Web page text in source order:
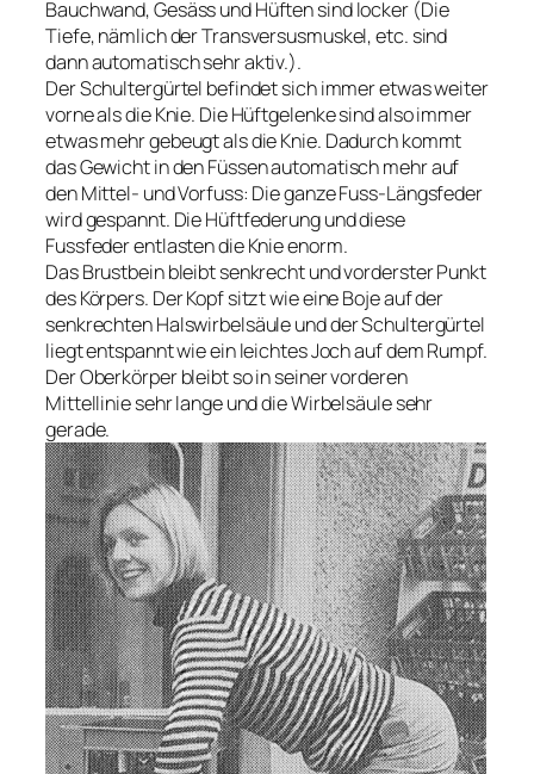
Bauchwand, Gesäss und Hüften sind locker (Die
Tiefe, nämlich der Transversusmuskel, etc. sind
dann automatisch sehr aktiv.).
Der Schultergürtel befindet sich immer etwas weiter
vorne als die Knie. Die Hüftgelenke sind also immer
etwas mehr gebeugt als die Knie. Dadurch kommt
das Gewicht in den Füssen automatisch mehr auf
den Mittel- und Vorfuss: Die ganze Fuss-Längsfeder
wird gespannt. Die Hüftfederung und diese
Fussfeder entlasten die Knie enorm.
Das Brustbein bleibt senkrecht und vorderster Punkt
des Körpers. Der Kopf sitzt wie eine Boje auf der
senkrechten Halswirbelsäule und der Schultergürtel
liegt entspannt wie ein leichtes Joch auf dem Rumpf.
Der Oberkörper bleibt so in seiner vorderen
Mittellinie sehr lange und die Wirbelsäule sehr
gerade.